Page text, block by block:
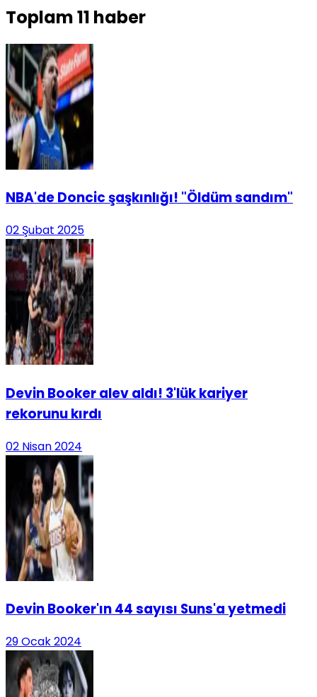
Toplam11 haber
NBA'de Doncic şaşkınlığı! "Öldüm sandım"
02 Şubat 2025
Devin Booker alev aldı! 3'lük kariyer
rekorunu kırdı
02 Nisan 2024
Devin Booker'ın 44 sayısı Suns'a yetmedi
29 Ocak 2024